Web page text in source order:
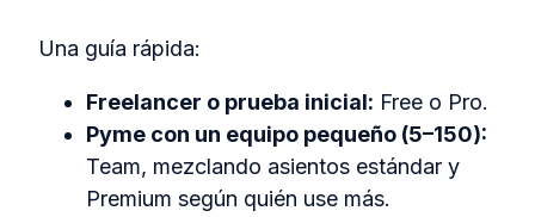
Una guía rápida:
Freelancer o prueba inicial: Free o Pro.
Pyme con un equipo pequeño (5–150):
Team, mezclando asientos estándar y
Premium según quién use más.